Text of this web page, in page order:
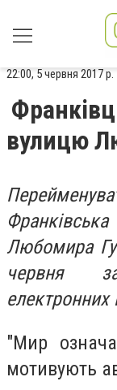
22:00, 5 червня 2017 р.
вулицю
Любомира
червня
електронних
"Мир
мотивують